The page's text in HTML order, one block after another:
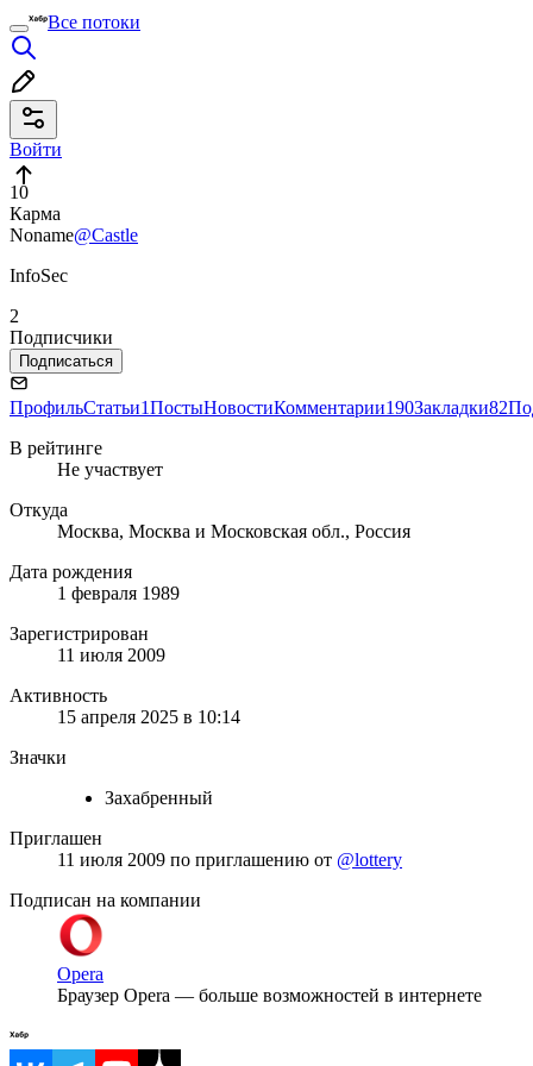
Все потоки
Войти
10
Карма
Noname@Castle
InfoSec
2
Подписчики
Подписаться
ПрофильСтатьи1ПостыНовостиКомментарии190Закладки82
В рейтинге
Не участвует
Откуда
Москва, Москва и Московская обл., Россия
Дата рождения
1 февраля 1989
Зарегистрирован
11 июля 2009
Активность
15 апреля 2025 в 10:14
Значки
Захабренный
Приглашен
11 июля 2009 по приглашению от @lottery
Подписан на компании
Opera
Браузер Opera — больше возможностей в интернете